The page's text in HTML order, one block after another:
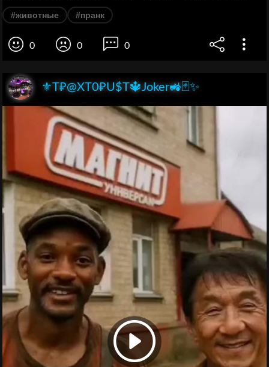
#животные #пранк
0 0 0
⚜️T₽@XT0₽U$T🔱Joker🚜🃏✨